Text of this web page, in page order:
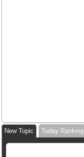
New Topic Today Ranking